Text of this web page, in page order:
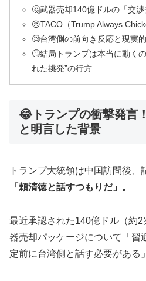
🤔武器売却140億ドルの「交
😠TACO（Trump Always
🧐台湾側の前向き反応と現実
🙄結局トランプは本当に動く
れた挑発”の行方
😂トランプの衝撃発言
と明言した背景
トランプ大統領は中国訪問後、
「頼清徳と話すつもりだ」。
最近承認された140億ドル（約
器売却パッケージについて「習
定前に台湾側と話す必要がある